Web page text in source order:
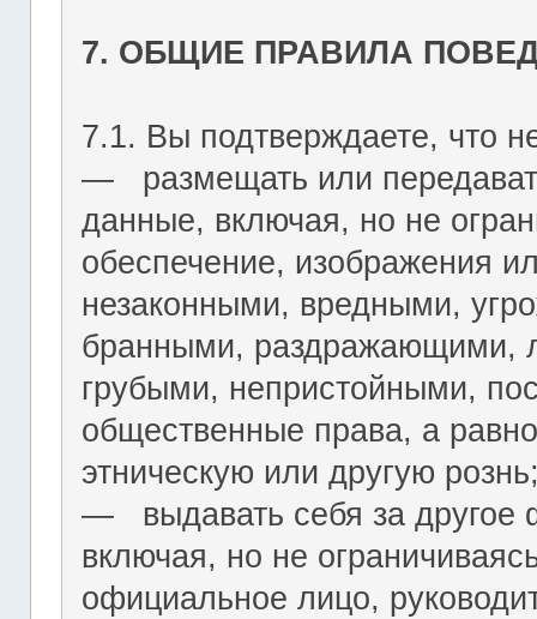
7. ОБЩИЕ ПРАВИЛА
7.1. Вы подтверждаете, что
― размещать или
данные, включая, но не
обеспечение, изображения
незаконными, вредными,
бранными, раздражающими,
грубыми, непристойными,
общественные права, а
этническую или другую
― выдавать себя за другое
включая, но не
официальное лицо,